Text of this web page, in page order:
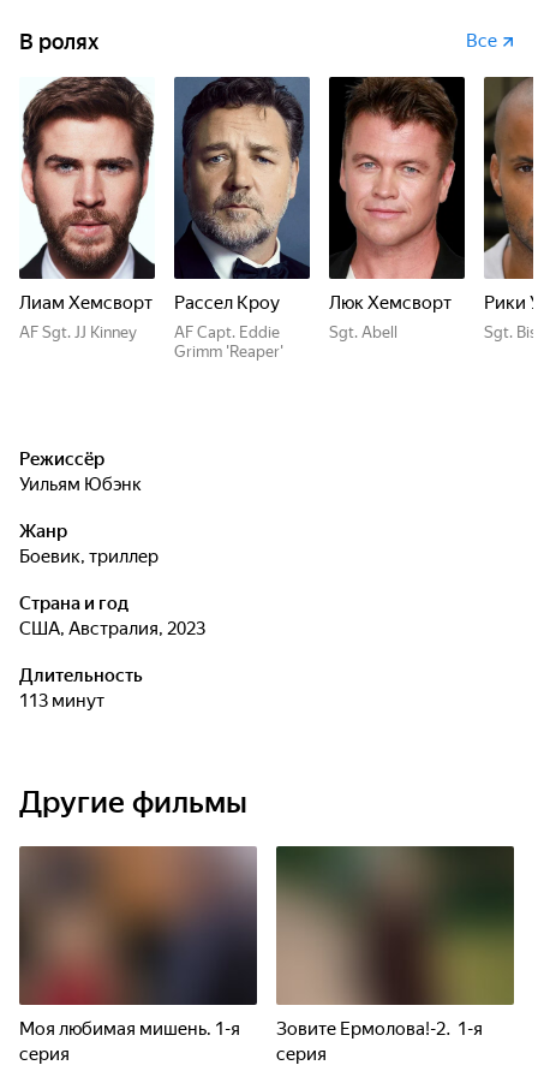
В ролях Все
Лиам Хемсворт
AF Sgt. JJ Kinney
Рассел Кроу
AF Capt. Eddie
Grimm 'Reaper'
Люк Хемсворт
Sgt. Abell
Рики
Sgt.
Режиссёр
Уильям Юбэнк
Жанр
боевик, триллер
Страна и год
США, Австралия, 2023
Длительность
113 минут
Другие фильмы
Моя любимая мишень. 1-я
серия
Зовите Ермолова!-2. 1-я
серия